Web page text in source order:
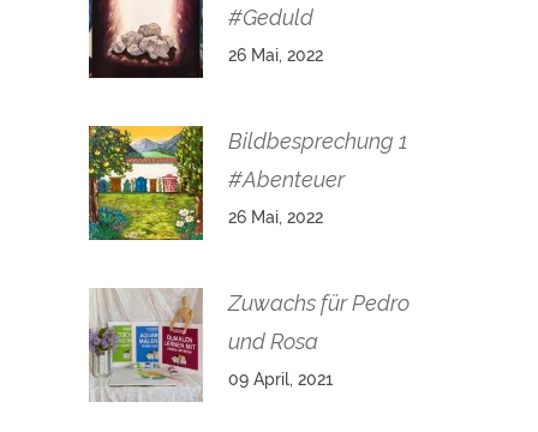
#Geduld
26 Mai, 2022
Bildbesprechung 1
#Abenteuer
26 Mai, 2022
Zuwachs für Pedro
und Rosa
09 April, 2021